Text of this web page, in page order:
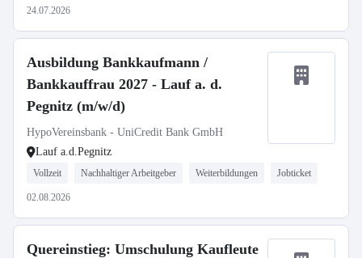
24.07.2026
Ausbildung Bankkaufmann /
Bankkauffrau 2027 - Lauf a. d.
Pegnitz (m/w/d)
HypoVereinsbank - UniCredit Bank GmbH
Lauf a.d.Pegnitz
Vollzeit Nachhaltiger Arbeitgeber Weiterbildungen Jobticket
02.08.2026
Quereinstieg: Umschulung Kaufleute